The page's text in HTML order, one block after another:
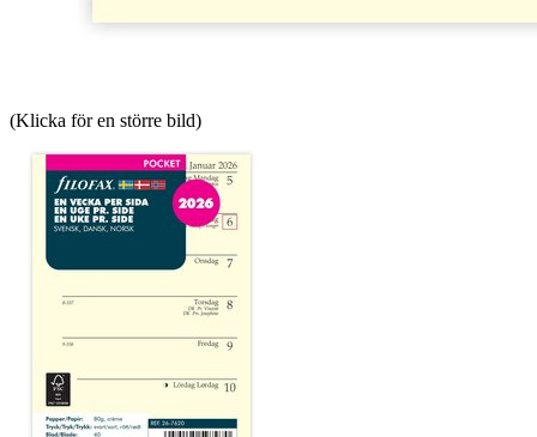
(Klicka för en större bild)